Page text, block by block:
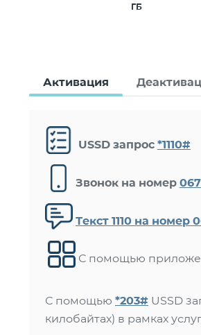
ГБ
Активация
USSD запрос *1110#
Звонок на номер
Текст 1110 на номер
С помощью
С помощью *203# USSD
килобайтах) в рамках